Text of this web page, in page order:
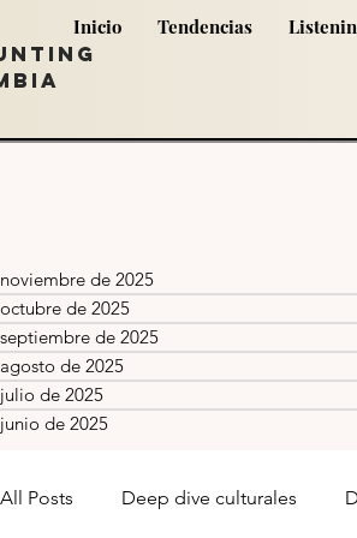
Inicio Tendencias
noviembre de 2025
octubre de 2025
septiembre de 2025
agosto de 2025
julio de 2025
junio de 2025
All Posts Deep dive culturales